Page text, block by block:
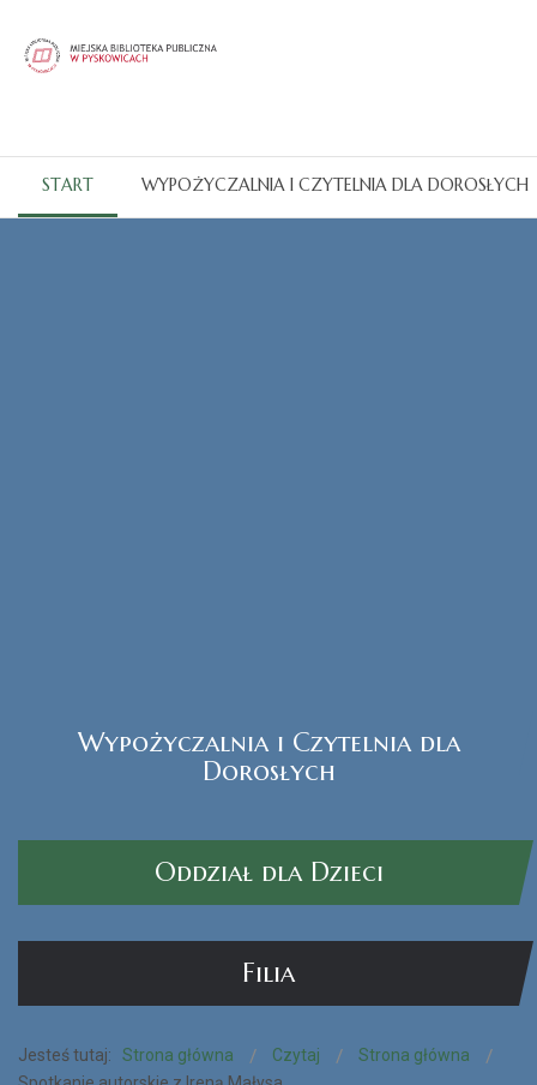
START WYPOŻYCZALNIA I CZYTELNIA DLA DOROSŁYCH
Czytak Plus
Wypożyczalnia i Czytelnia dla
Dorosłych
Oddział dla Dzieci
Filia
Jesteś tutaj: Strona główna Czytaj
Strona główna